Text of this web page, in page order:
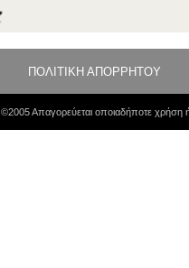
ΠΟΛΙΤΙΚΗ ΑΠΟΡΡΗΤΟΥ
©2005 Απαγορεύεται οποιαδήποτε χρήση